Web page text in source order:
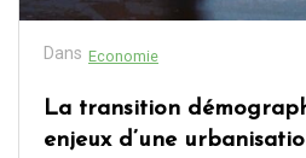
Dans Economie
La transition
enjeux d’une